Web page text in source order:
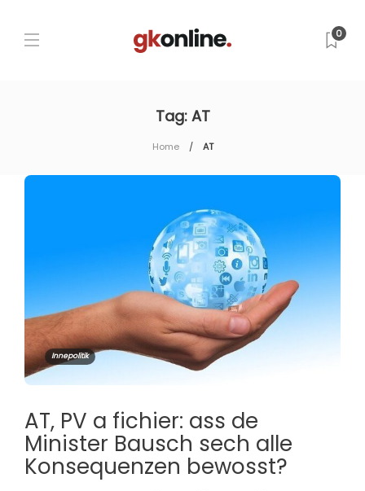
0
Tag: AT
Home AT
Innepolitik
AT, PV a fichier: ass de
Minister Bausch sech alle
Konsequenzen bewosst?